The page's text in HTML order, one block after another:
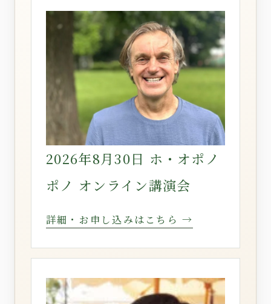
2026年8月30日 ホ・オポノ
ポノ オンライン講演会
詳細・お申し込みはこちら →